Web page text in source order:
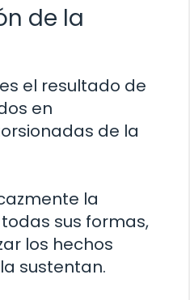
de la
el resultado de
en
de la
la
sus formas,
los hechos
sustentan.